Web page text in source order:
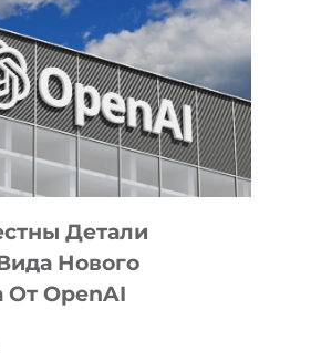
Детали
Нового
От OpenAI